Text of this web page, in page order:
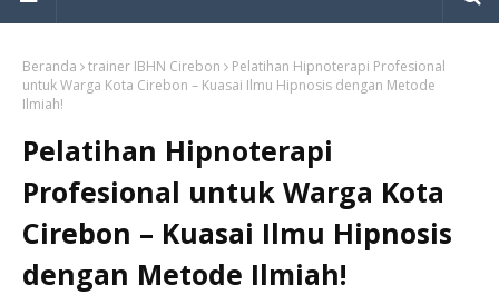
Beranda trainer IBHN Cirebon
Pelatihan Hipnoterapi Profesional
untuk Warga Kota Cirebon – Kuasai Ilmu Hipnosis dengan Metode
Ilmiah!
Pelatihan Hipnoterapi
Profesional untuk Warga Kota
Cirebon – Kuasai Ilmu Hipnosis
dengan Metode Ilmiah!